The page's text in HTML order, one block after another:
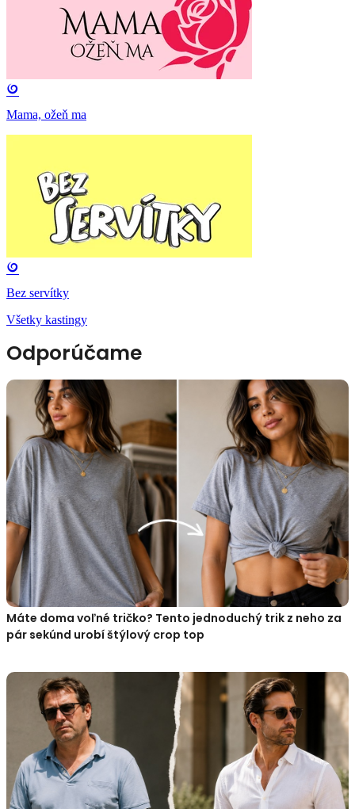
Mama, ožeň ma
Bez servítky
Všetky kastingy
Odporúčame
Máte doma voľné tričko? Tento jednoduchý trik z neho za
pár sekúnd urobí štýlový crop top